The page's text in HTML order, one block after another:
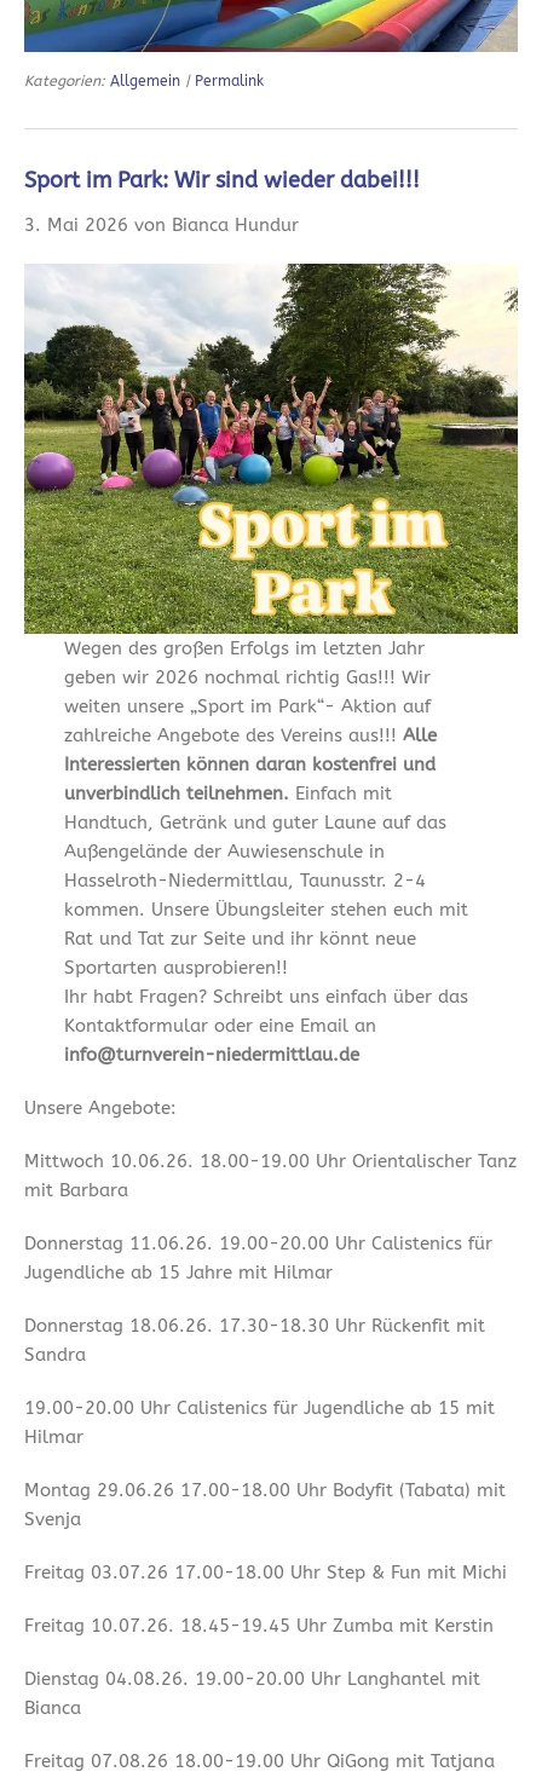
Kategorien: Allgemein | Permalink
Sport im Park: Wir sind wieder dabei!!!
3. Mai 2026 von Bianca Hundur
Wegen des großen Erfolgs im letzten Jahr
geben wir 2026 nochmal richtig Gas!!! Wir
weiten unsere „Sport im Park“- Aktion auf
zahlreiche Angebote des Vereins aus!!! Alle
Interessierten können daran kostenfrei und
unverbindlich teilnehmen. Einfach mit
Handtuch, Getränk und guter Laune auf das
Außengelände der Auwiesenschule in
Hasselroth-Niedermittlau, Taunusstr. 2-4
kommen. Unsere Übungsleiter stehen euch mit
Rat und Tat zur Seite und ihr könnt neue
Sportarten ausprobieren!!
Ihr habt Fragen? Schreibt uns einfach über das
Kontaktformular oder eine Email an
info@turnverein-niedermittlau.de
Unsere Angebote:
Mittwoch 10.06.26. 18.00-19.00 Uhr Orientalischer Tanz
mit Barbara
Donnerstag 11.06.26. 19.00-20.00 Uhr Calistenics für
Jugendliche ab 15 Jahre mit Hilmar
Donnerstag 18.06.26. 17.30-18.30 Uhr Rückenfit mit
Sandra
19.00-20.00 Uhr Calistenics für Jugendliche ab 15 mit
Hilmar
Montag 29.06.26 17.00-18.00 Uhr Bodyfit (Tabata) mit
Svenja
Freitag 03.07.26 17.00-18.00 Uhr Step & Fun mit Michi
Freitag 10.07.26. 18.45-19.45 Uhr Zumba mit Kerstin
Dienstag 04.08.26. 19.00-20.00 Uhr Langhantel mit
Bianca
Freitag 07.08.26 18.00-19.00 Uhr QiGong mit Tatjana